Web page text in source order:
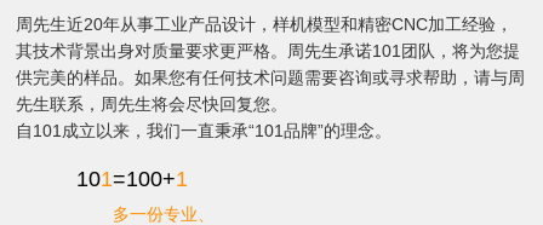
周先生近20年从事工业产品设计，样机模型和精密CNC加工经验，
其技术背景出身对质量要求更严格。周先生承诺101团队，将为您提
供完美的样品。如果您有任何技术问题需要咨询或寻求帮助，请与周
先生联系，周先生将会尽快回复您。
自101成立以来，我们一直秉承“101品牌”的理念。
101=100+1
多一份专业、